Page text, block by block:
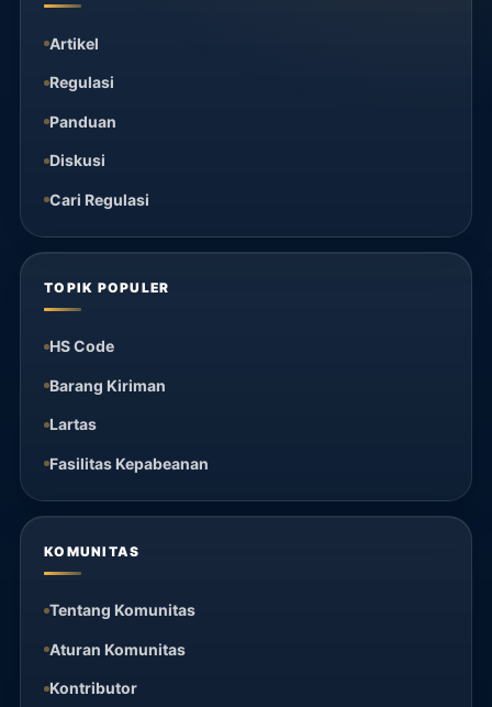
Artikel
Regulasi
Panduan
Diskusi
Cari Regulasi
TOPIK POPULER
HS Code
Barang Kiriman
Lartas
Fasilitas Kepabeanan
KOMUNITAS
Tentang Komunitas
Aturan Komunitas
Kontributor